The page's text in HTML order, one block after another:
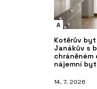
A
Kotěrův
Janákův s
chráněném
nájemní
14. 7. 2026